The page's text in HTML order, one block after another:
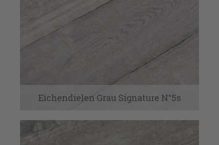
Eichendielen Grau Signature N°5s